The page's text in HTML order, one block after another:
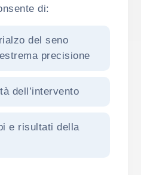
di:
del seno
precisione
dell’intervento
e risultati della